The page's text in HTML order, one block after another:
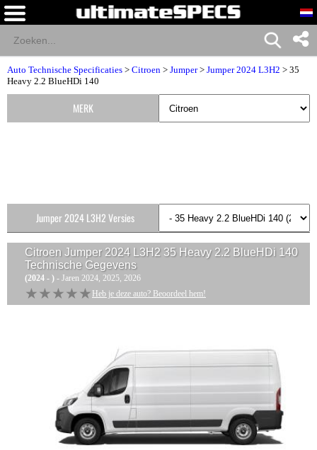
Auto Technische Specificaties > Citroen > Jumper> Jumper 2024 L3H2 > 35
Heavy 2.2 BlueHDi 140
Citroen Jumper 2024 L3H2 35 Heavy 2.2 BlueHDi 140
Technische Gegevens
(2024 - ) - Jaren 2024, 2025, 2026
★★★★★
★★★★★ Heb je deze auto? Beoordeel hem!
MERK
Jumper 2024 L3H2 Versies